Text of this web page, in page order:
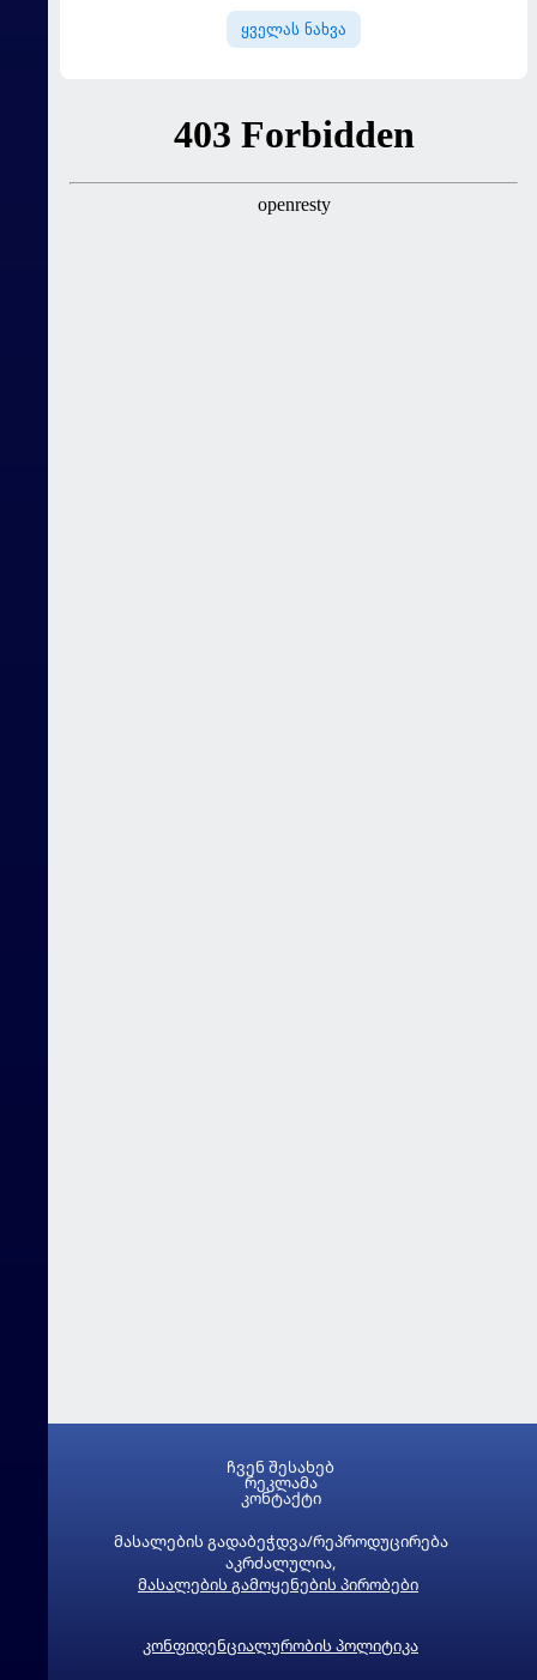
"გალათასარაის" მოუგო
ყველას ნახვა
მასალების გადაბეჭდვა/რეპროდუცირება
აკრძალულია,
მასალების გამოყენების პირობები
კონფიდენციალურობის პოლიტიკა
ჩვენ შესახებ
რეკლამა
კონტაქტი